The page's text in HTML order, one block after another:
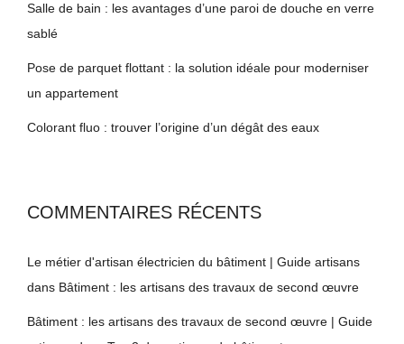
Salle de bain : les avantages d’une paroi de douche en verre
sablé
Pose de parquet flottant : la solution idéale pour moderniser
un appartement
Colorant fluo : trouver l’origine d’un dégât des eaux
COMMENTAIRES RÉCENTS
Le métier d'artisan électricien du bâtiment | Guide artisans
dans Bâtiment : les artisans des travaux de second œuvre
Bâtiment : les artisans des travaux de second œuvre | Guide